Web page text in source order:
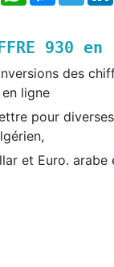
930 en
des
ligne
pour
et Euro.